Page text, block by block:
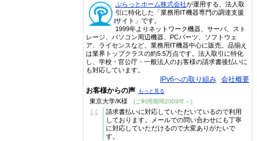
ぷらっとホーム株式会社が運用する、法人取
引に特化した「業務用IT機器専門の調達支援
サイト」です。
1999年よりネットワーク機器、サーバ、スト
レージ、パソコン周辺機器、PCパーツ、ソフトウェ
ア、ライセンスなど、業務用IT機器中心に販売。品揃え
は業界トップクラスの約5.5万点です。法人取引に特化
し、学校・官公庁・一般法人のお客様の請求書後払いに
も対応しています。
IPv6への取り組み 会社概要
お客様からの声 もっと見る
東京大学/K様 (ご利用期間2009年～)
“
請求書払いに対応していただいているので利用
しております。メールでの問い合わせにも丁寧
に対応していただけるので大変ありがたいで
す。